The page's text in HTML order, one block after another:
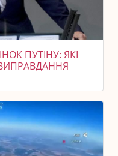
ПУТІНУ: ЯКІ